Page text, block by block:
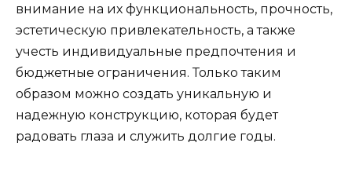
внимание на их функциональность, прочность,
эстетическую привлекательность, а также
учесть индивидуальные предпочтения и
бюджетные ограничения. Только таким
образом можно создать уникальную и
надежную конструкцию, которая будет
радовать глаза и служить долгие годы.